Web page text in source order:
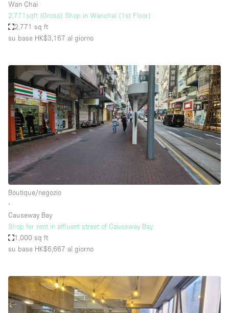
Wan Chai
2,771sqft (Gross) Shop in Wanchai (1st Floor)
2,771 sq ft
su base HK$3,167 al giorno
Boutique/negozio
∙
Causeway Bay
Shop for rent in affluent street of Causeway Bay
1,000 sq ft
su base HK$6,667 al giorno